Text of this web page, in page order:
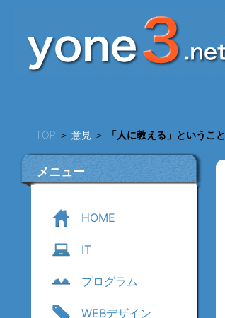
TOP ＞意見 ＞ 「人に教える」ということ
メニュー
HOME
IT
プログラム
WEBデザイン